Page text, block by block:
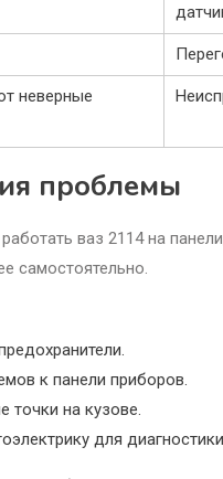
неверные
проблемы
ваз 2114 на
самостоятельно.
к панели приборов.
точки на кузове.
для